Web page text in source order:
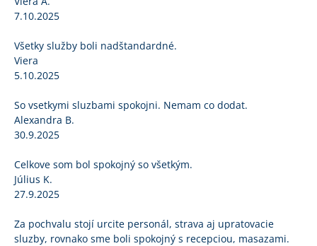
7.10.2025
Všetky služby boli nadštandardné.
Viera
5.10.2025
So vsetkymi sluzbami spokojni. Nemam co dodat.
Alexandra B.
30.9.2025
Celkove som bol spokojný so všetkým.
Július K.
27.9.2025
Za pochvalu stojí urcite personál, strava aj upratovacie
sluzby, rovnako sme boli spokojný s recepciou, masazami.